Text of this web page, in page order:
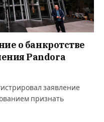
о банкротстве
Pandora
заявление
признать